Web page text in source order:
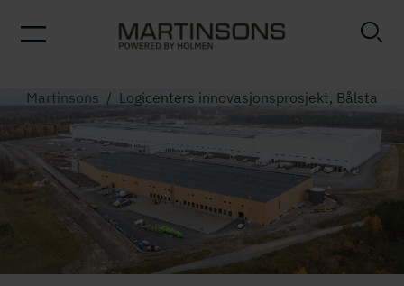
Martinsons / Logicenters innovasjonsprosjekt, Bålsta